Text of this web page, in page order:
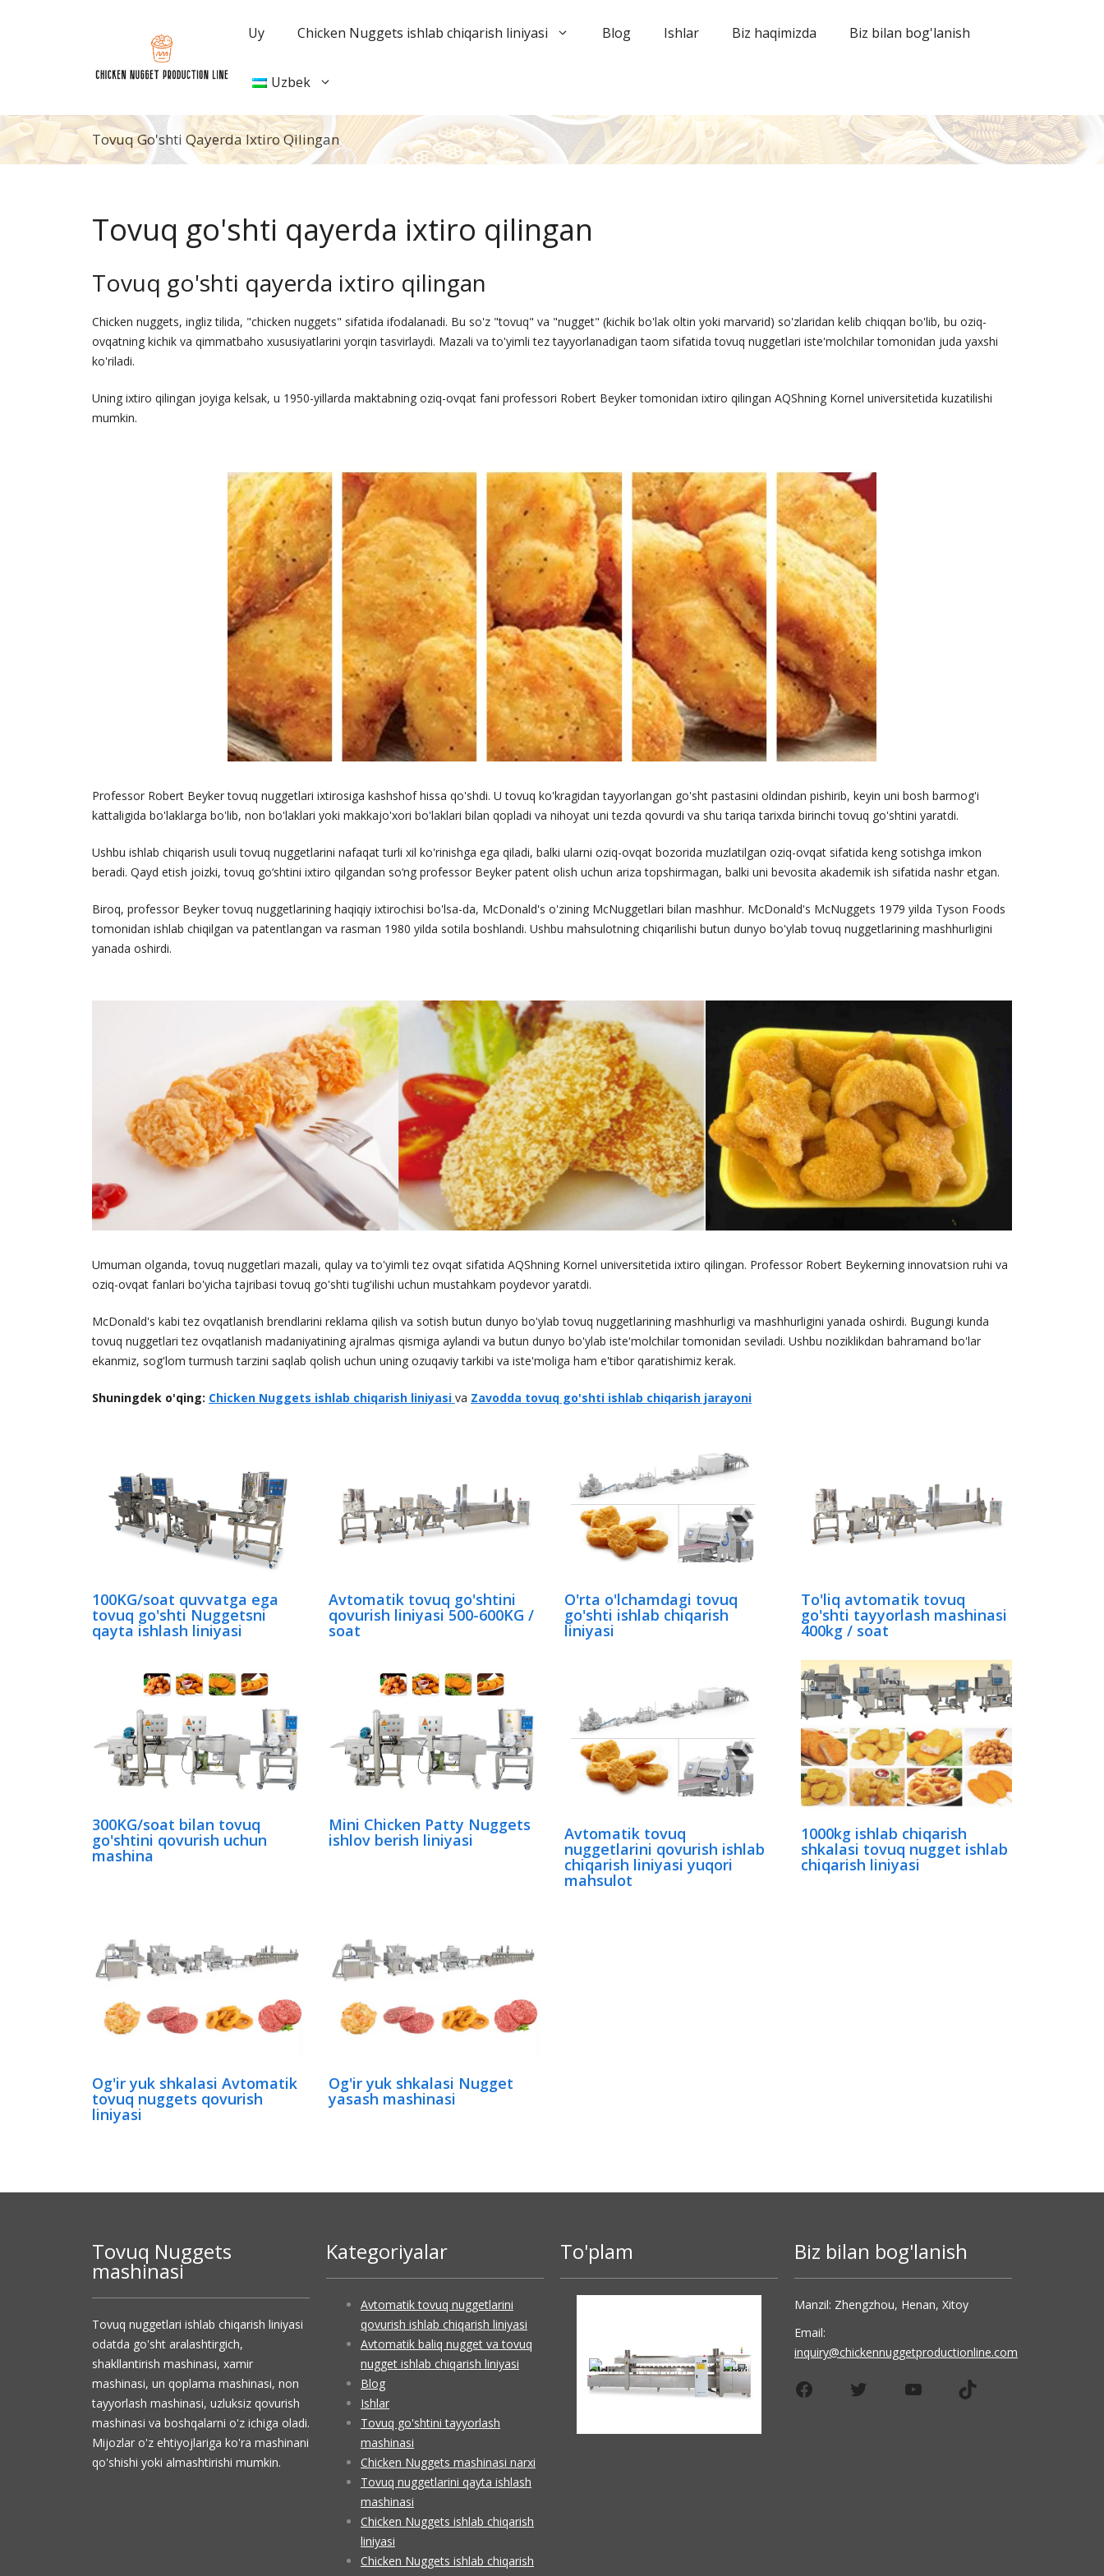
Uy Chicken Nuggets ishlab chiqarish liniyasi Blog Ishlar Biz haqimizda Biz bilan bog'lanish
Uzbek
Tovuq Go'shti Qayerda Ixtiro Qilingan
Tovuq go'shti qayerda ixtiro qilingan
Tovuq go'shti qayerda ixtiro qilingan
Chicken nuggets, ingliz tilida, "chicken nuggets" sifatida ifodalanadi. Bu so'z "tovuq" va "nugget" (kichik bo'lak oltin yoki marvarid) so'zlaridan kelib chiqqan bo'lib, bu oziq-
ovqatning kichik va qimmatbaho xususiyatlarini yorqin tasvirlaydi. Mazali va to'yimli tez tayyorlanadigan taom sifatida tovuq nuggetlari iste'molchilar tomonidan juda yaxshi
ko'riladi.
Uning ixtiro qilingan joyiga kelsak, u 1950-yillarda maktabning oziq-ovqat fani professori Robert Beyker tomonidan ixtiro qilingan AQShning Kornel universitetida kuzatilishi
mumkin.
Professor Robert Beyker tovuq nuggetlari ixtirosiga kashshof hissa qo'shdi. U tovuq ko'kragidan tayyorlangan go'sht pastasini oldindan pishirib, keyin uni bosh barmog'i
kattaligida bo'laklarga bo'lib, non bo'laklari yoki makkajo'xori bo'laklari bilan qopladi va nihoyat uni tezda qovurdi va shu tariqa tarixda birinchi tovuq go'shtini yaratdi.
Ushbu ishlab chiqarish usuli tovuq nuggetlarini nafaqat turli xil ko'rinishga ega qiladi, balki ularni oziq-ovqat bozorida muzlatilgan oziq-ovqat sifatida keng sotishga imkon
beradi. Qayd etish joizki, tovuq go‘shtini ixtiro qilgandan so‘ng professor Beyker patent olish uchun ariza topshirmagan, balki uni bevosita akademik ish sifatida nashr etgan.
Biroq, professor Beyker tovuq nuggetlarining haqiqiy ixtirochisi bo'lsa-da, McDonald's o'zining McNuggetlari bilan mashhur. McDonald's McNuggets 1979 yilda Tyson Foods
tomonidan ishlab chiqilgan va patentlangan va rasman 1980 yilda sotila boshlandi. Ushbu mahsulotning chiqarilishi butun dunyo bo'ylab tovuq nuggetlarining mashhurligini
yanada oshirdi.
Umuman olganda, tovuq nuggetlari mazali, qulay va to'yimli tez ovqat sifatida AQShning Kornel universitetida ixtiro qilingan. Professor Robert Beykerning innovatsion ruhi va
oziq-ovqat fanlari bo'yicha tajribasi tovuq go'shti tug'ilishi uchun mustahkam poydevor yaratdi.
McDonald's kabi tez ovqatlanish brendlarini reklama qilish va sotish butun dunyo bo'ylab tovuq nuggetlarining mashhurligi va mashhurligini yanada oshirdi. Bugungi kunda
tovuq nuggetlari tez ovqatlanish madaniyatining ajralmas qismiga aylandi va butun dunyo bo'ylab iste'molchilar tomonidan seviladi. Ushbu noziklikdan bahramand bo'lar
ekanmiz, sog'lom turmush tarzini saqlab qolish uchun uning ozuqaviy tarkibi va iste'moliga ham e'tibor qaratishimiz kerak.
Shuningdek o'qing: Chicken Nuggets ishlab chiqarish liniyasi va Zavodda tovuq go'shti ishlab chiqarish jarayoni
100KG/soat quvvatga ega
tovuq go'shti Nuggetsni
qayta ishlash liniyasi
Avtomatik tovuq go'shtini
qovurish liniyasi 500-600KG /
soat
O'rta o'lchamdagi tovuq
go'shti ishlab chiqarish
liniyasi
To'liq avtomatik tovuq
go'shti tayyorlash mashinasi
400kg / soat
300KG/soat bilan tovuq
go'shtini qovurish uchun
mashina
Mini Chicken Patty Nuggets
ishlov berish liniyasi Avtomatik tovuq
nuggetlarini qovurish ishlab
chiqarish liniyasi yuqori
mahsulot
1000kg ishlab chiqarish
shkalasi tovuq nugget ishlab
chiqarish liniyasi
Og'ir yuk shkalasi Avtomatik
tovuq nuggets qovurish
liniyasi
Og'ir yuk shkalasi Nugget
yasash mashinasi
Tovuq Nuggets
mashinasi
Tovuq nuggetlari ishlab chiqarish liniyasi
odatda go'sht aralashtirgich,
shakllantirish mashinasi, xamir
mashinasi, un qoplama mashinasi, non
tayyorlash mashinasi, uzluksiz qovurish
mashinasi va boshqalarni o'z ichiga oladi.
Mijozlar o'z ehtiyojlariga ko'ra mashinani
qo'shishi yoki almashtirishi mumkin.
Kategoriyalar
Avtomatik tovuq nuggetlarini
qovurish ishlab chiqarish liniyasi
Avtomatik baliq nugget va tovuq
nugget ishlab chiqarish liniyasi
Blog
Ishlar
Tovuq go'shtini tayyorlash
mashinasi
Chicken Nuggets mashinasi narxi
Tovuq nuggetlarini qayta ishlash
mashinasi
Chicken Nuggets ishlab chiqarish
liniyasi
Chicken Nuggets ishlab chiqarish
To'plam Biz bilan bog'lanish
Manzil: Zhengzhou, Henan, Xitoy
Email:
inquiry@chickennuggetproductionline.com
FacebookTwitterYouTubeTikTok